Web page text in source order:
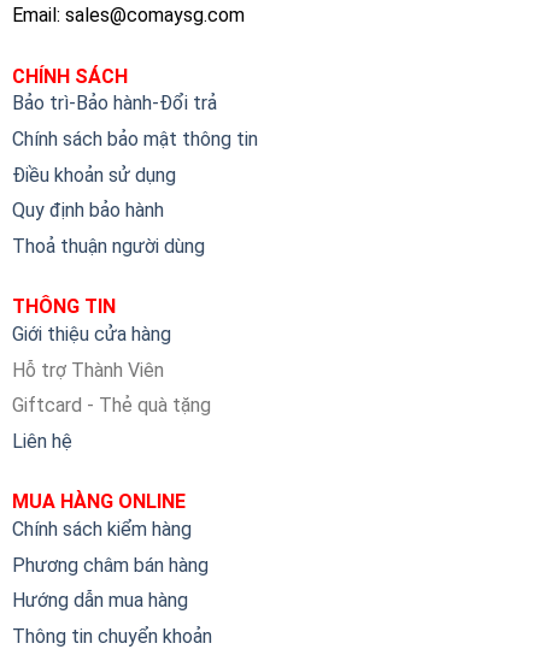
Email: sales@comaysg.com
CHÍNH SÁCH
Bảo trì-Bảo hành-Đổi trả
Chính sách bảo mật thông tin
Điều khoản sử dụng
Quy định bảo hành
Thoả thuận người dùng
THÔNG TIN
Giới thiệu cửa hàng
Hỗ trợ Thành Viên
Giftcard - Thẻ quà tặng
Liên hệ
MUA HÀNG ONLINE
Chính sách kiểm hàng
Phương châm bán hàng
Hướng dẫn mua hàng
Thông tin chuyển khoản